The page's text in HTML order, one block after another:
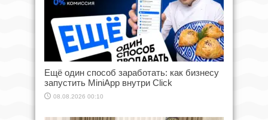
Ещё один способ заработать: как бизнесу
запустить MiniApp внутри Click
08.08.2026 00:10